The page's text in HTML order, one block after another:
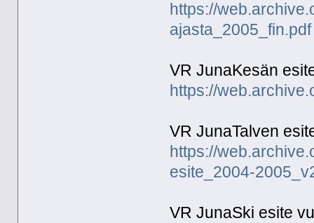
https://
ajasta_2005_fin.pdf
VR JunaKesän
https://
VR JunaTalven
https://
esite_2004-
VR JunaSki esite